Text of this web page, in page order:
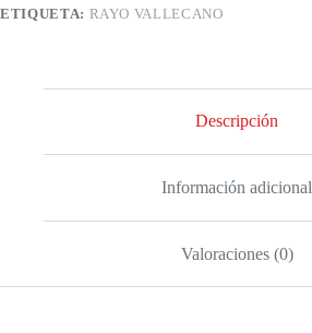
ETIQUETA: RAYO VALLECANO
Descripción
Información adicional
Valoraciones (0)